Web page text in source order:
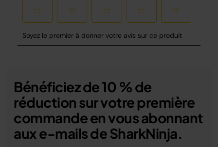
Bénéficiez de 10 % de
réduction sur votre première
commande en vous abonnant
aux e-mails de SharkNinja.